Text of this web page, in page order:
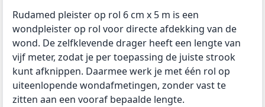
Rudamed pleister op rol 6 cm x 5 m is een
wondpleister op rol voor directe afdekking van de
wond. De zelfklevende drager heeft een lengte van
vijf meter, zodat je per toepassing de juiste strook
kunt afknippen. Daarmee werk je met één rol op
uiteenlopende wondafmetingen, zonder vast te
zitten aan een vooraf bepaalde lengte.